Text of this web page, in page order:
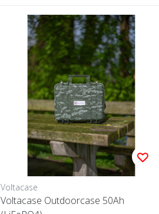
Voltacase
Voltacase Outdoorcase 50Ah